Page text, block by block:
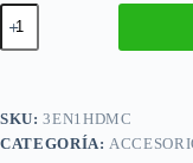
Cable
Hdmi
3
Con
Adaptadores
Mini
SKU:3EN1HDMC
CATEGORÍA: